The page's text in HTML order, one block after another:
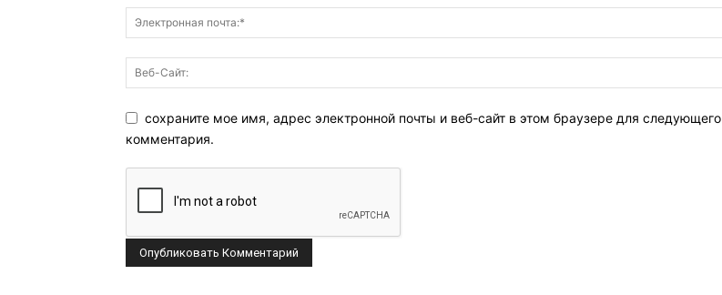
сохраните мое имя, адрес электронной почты и веб-сайт в этом браузере для следующего
комментария.